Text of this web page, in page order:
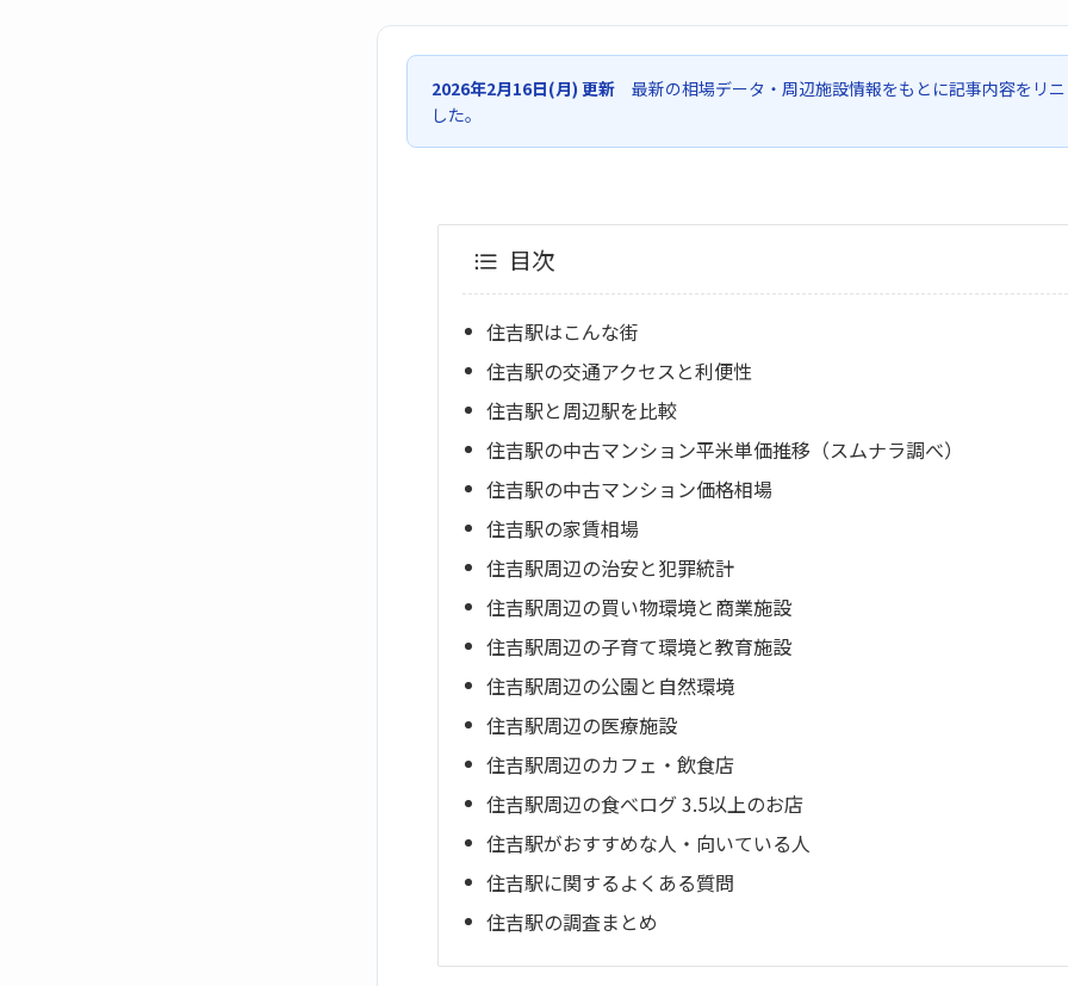
2026年2月16日(月) 更新 最新の相場データ・周辺施設情報をもとに記事内容をリ
した。
目次
住吉駅はこんな街
住吉駅の交通アクセスと利便性
住吉駅と周辺駅を比較
住吉駅の中古マンション平米単価推移（スムナラ調べ）
住吉駅の中古マンション価格相場
住吉駅の家賃相場
住吉駅周辺の治安と犯罪統計
住吉駅周辺の買い物環境と商業施設
住吉駅周辺の子育て環境と教育施設
住吉駅周辺の公園と自然環境
住吉駅周辺の医療施設
住吉駅周辺のカフェ・飲食店
住吉駅周辺の食べログ 3.5以上のお店
住吉駅がおすすめな人・向いている人
住吉駅に関するよくある質問
住吉駅の調査まとめ